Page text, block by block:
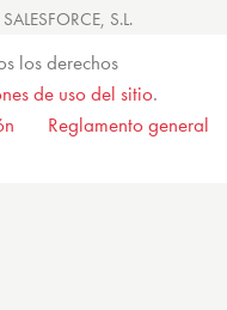
S.L.
los derechos
de uso del sitio.
Reglamento general